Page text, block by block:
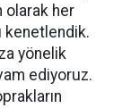
olarak her
kenetlendik.
yönelik
ediyoruz.